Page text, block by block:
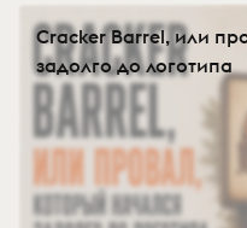
Cracker Barrel, или
задолго до логотипа